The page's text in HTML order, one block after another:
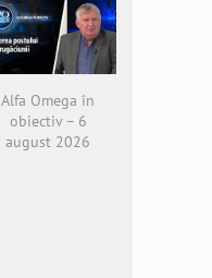
Alfa Omega în
obiectiv – 6
august 2026